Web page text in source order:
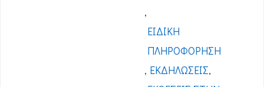
,
ΕΙΔΙΚΉ
ΠΛΗΡΟΦΌΡΗΣΗ
, ΕΚΔΗΛΏΣΕΙΣ,